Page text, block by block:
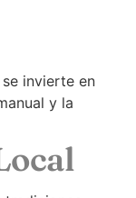
invierte en
y la